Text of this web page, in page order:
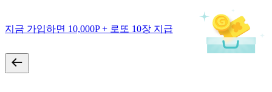
지금 가입하면 10,000P + 로또 10장 지급